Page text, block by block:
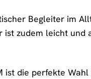
Begleiter im
zudem leicht und
ist die perfekte